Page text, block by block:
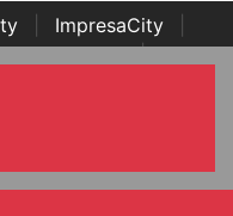
ImpresaCity
Awards | Italian